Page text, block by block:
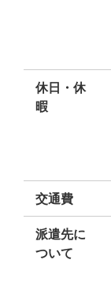
休日・休
暇
交通費
派遣先に
ついて